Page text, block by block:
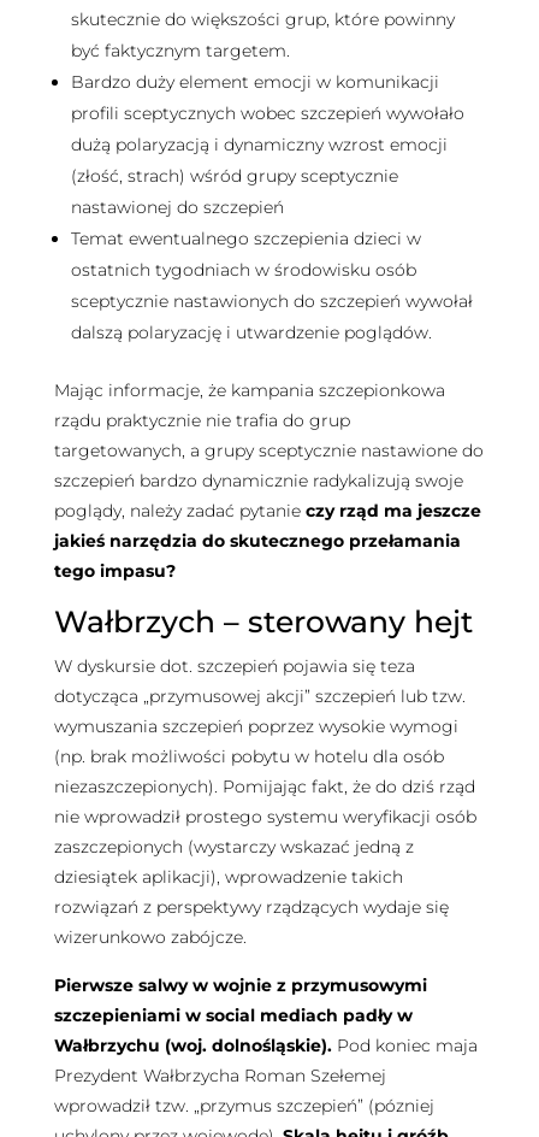
skutecznie do większości grup, które powinny
być faktycznym targetem.
Bardzo duży element emocji w komunikacji
profili sceptycznych wobec szczepień wywołało
dużą polaryzacją i dynamiczny wzrost emocji
(złość, strach) wśród grupy sceptycznie
nastawionej do szczepień
Temat ewentualnego szczepienia dzieci w
ostatnich tygodniach w środowisku osób
sceptycznie nastawionych do szczepień wywołał
dalszą polaryzację i utwardzenie poglądów.
Mając informacje, że kampania szczepionkowa
rządu praktycznie nie trafia do grup
targetowanych, a grupy sceptycznie nastawione do
szczepień bardzo dynamicznie radykalizują swoje
poglądy, należy zadać pytanie czy rząd ma jeszcze
jakieś narzędzia do skutecznego przełamania
tego impasu?
Wałbrzych – sterowany hejt
W dyskursie dot. szczepień pojawia się teza
dotycząca „przymusowej akcji” szczepień lub tzw.
wymuszania szczepień poprzez wysokie wymogi
(np. brak możliwości pobytu w hotelu dla osób
niezaszczepionych). Pomijając fakt, że do dziś rząd
nie wprowadził prostego systemu weryfikacji osób
zaszczepionych (wystarczy wskazać jedną z
dziesiątek aplikacji), wprowadzenie takich
rozwiązań z perspektywy rządzących wydaje się
wizerunkowo zabójcze.
Pierwsze salwy w wojnie z przymusowymi
szczepieniami w social mediach padły w
Wałbrzychu (woj. dolnośląskie).Pod koniec maja
Prezydent Wałbrzycha Roman Szełemej
wprowadził tzw. „przymus szczepień” (pózniej